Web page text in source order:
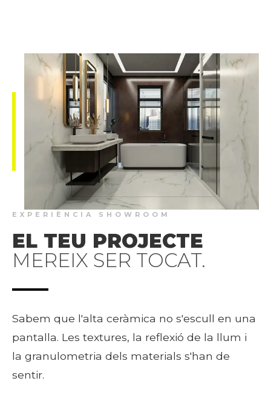
EXPERIÈNCIA SHOWROOM
EL TEU PROJECTE
MEREIX SER TOCAT.
Sabem que l'alta ceràmica no s'escull en una
pantalla. Les textures, la reflexió de la llum i
la granulometria dels materials s'han de
sentir.